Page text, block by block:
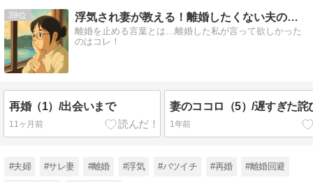
39 浮気され妻が教える！離婚したくない夫の家庭修復のやり方
離婚を止める言葉とは…離婚した私が言って欲しかった
のはコレ！
再婚（1）/出会いまで
11ヶ月前
妻のココロ（5）/遅すぎた詫
1年前
#夫婦 #サレ妻 #離婚 #浮気 #バツイチ #再婚 #離婚回避